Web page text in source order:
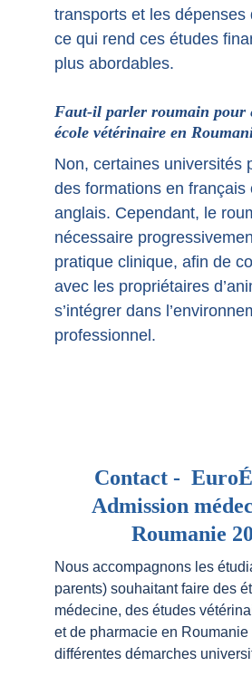
transports et les dépenses
ce qui rend ces études
plus abordables.
Faut-il parler roumain pour
école vétérinaire en
Non, certaines universités
des formations en français
anglais. Cependant, le
nécessaire
pratique clinique, afin de
avec les propriétaires
s’intégrer dans
professionnel.
Nous accompagnons les
parents) souhaitant faire des
médecine, des études
et de pharmacie en
différentes démarches
Contact -
Admission
Roumanie